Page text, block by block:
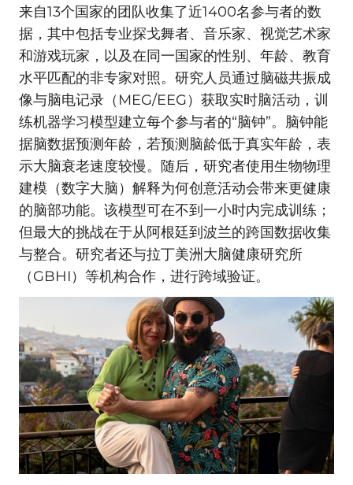
来自13个国家的团队收集了近1400名参与者的数
据，其中包括专业探戈舞者、音乐家、视觉艺术家
和游戏玩家，以及在同一国家的性别、年龄、教育
水平匹配的非专家对照。研究人员通过脑磁共振成
像与脑电记录（MEG/EEG）获取实时脑活动，训
练机器学习模型建立每个参与者的“脑钟”。脑钟能
据脑数据预测年龄，若预测脑龄低于真实年龄，表
示大脑衰老速度较慢。随后，研究者使用生物物理
建模（数字大脑）解释为何创意活动会带来更健康
的脑部功能。该模型可在不到一小时内完成训练；
但最大的挑战在于从阿根廷到波兰的跨国数据收集
与整合。研究者还与拉丁美洲大脑健康研究所
（GBHI）等机构合作，进行跨域验证。